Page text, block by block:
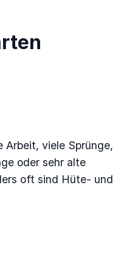
Arbeit, viele Sprünge,
oder sehr alte
oft sind Hüte- und